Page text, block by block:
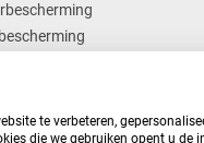
te verbeteren,
die we gebruiken opent u de